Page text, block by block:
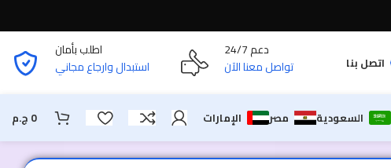
اتصل بنا
دعم 24/7
تواصل معنا الآن
اطلب بأمان
استبدال وارجاع مجاني
السعودية مصر الإمارات 0 ج.م